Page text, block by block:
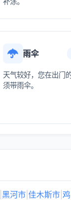
雨伞
天气较好，您在出门
须带雨伞。
黑河市 佳木斯市